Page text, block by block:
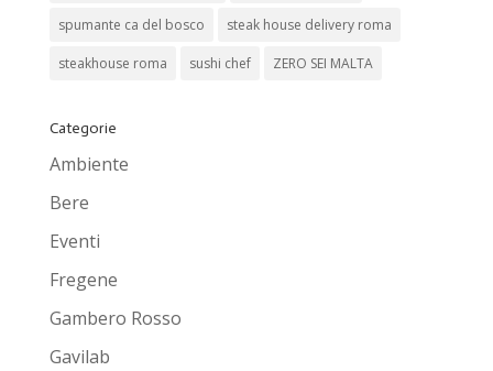
spumante ca del bosco steak house delivery roma
steakhouse roma sushi chef ZERO SEI MALTA
Categorie
Ambiente
Bere
Eventi
Fregene
Gambero Rosso
Gavilab